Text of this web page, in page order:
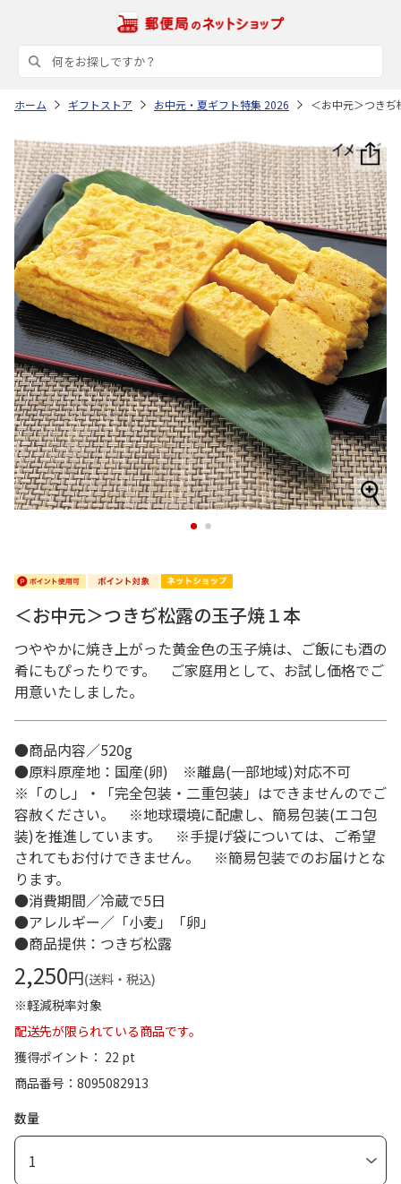
ホーム ギフトストア お中元・夏ギフト特集 2026 ＜お中元＞つき
1 2
＜お中元＞つきぢ松露の玉子焼１本
つややかに焼き上がった黄金色の玉子焼は、ご飯にも酒の
肴にもぴったりです。 ご家庭用として、お試し価格でご
用意いたしました。
●商品内容／520g
●原料原産地：国産(卵) ※離島(一部地域)対応不可
※「のし」・「完全包装・二重包装」はできませんのでご
容赦ください。 ※地球環境に配慮し、簡易包装(エコ包
装)を推進しています。 ※手提げ袋については、ご希望
されてもお付けできません。 ※簡易包装でのお届けとな
ります。
●消費期間／冷蔵で5日
●アレルギー／「小麦」「卵」
●商品提供：つきぢ松露
2,250円(送料・税込)
※軽減税率対象
配送先が限られている商品です。
獲得ポイント： 22 pt
商品番号
8095082913
数量
1